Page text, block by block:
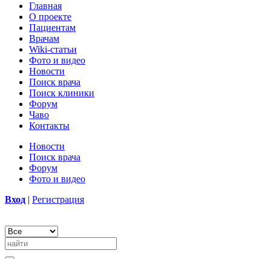
Главная
О проекте
Пациентам
Врачам
Wiki-статьи
Фото и видео
Новости
Поиск врача
Поиск клиники
Форум
Чаво
Контакты
Новости
Поиск врача
Форум
Фото и видео
Вход | Регистрация